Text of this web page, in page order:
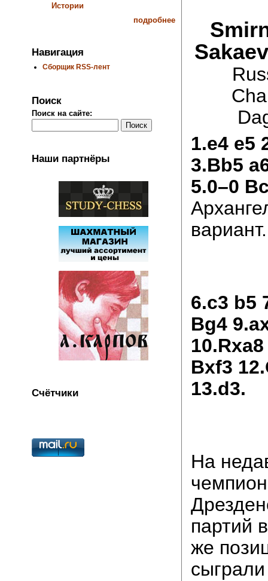
Истории
подробнее
Навигация
Сборщик RSS-лент
Поиск
Поиск на сайте:
Наши партнёры
Счётчики
1.e4 e5
3.Bb5
5.0–0
вариант.
6.c3 b5
Bg4
Bxf3
13.d3.
На
партий
же